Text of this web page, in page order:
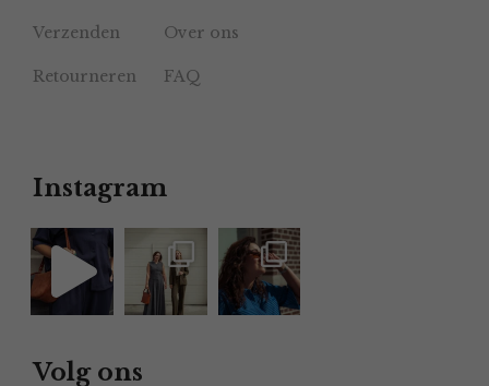
Verzenden Over ons
Retourneren FAQ
Instagram
Volg ons